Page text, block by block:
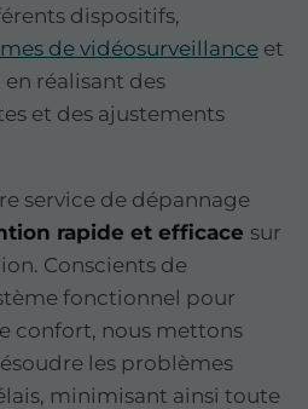
dispositifs,
de vidéosurveillance et
en réalisant des
et des ajustements
service de dépannage
rapide et efficace sur
Conscients de
fonctionnel pour
confort, nous mettons
les problèmes
minimisant ainsi toute